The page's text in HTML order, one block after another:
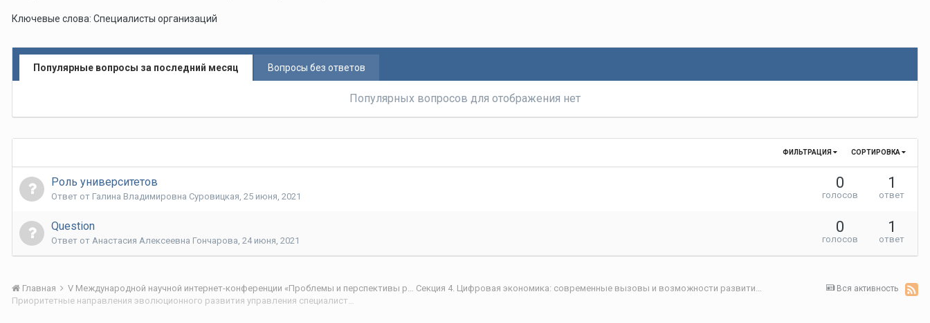
Ключевые слова: Специалисты организаций
Популярные вопросы за последний месяц Вопросы без ответов
Популярных вопросов для отображения нет
СОРТИРОВКА
ФИЛЬТРАЦИЯ
Роль университетов
Ответ от Галина Владимировна Суровицкая, 25 июня, 2021
0
голосов
1
ответ
Question
Ответ от Анастасия Алексеевна Гончарова, 24 июня, 2021
0
голосов
1
ответ
Вся активность
Главная V Международной научной интернет-конференции «Проблемы и перспективы развития научно-технологического пространства»
Секция 4. Цифровая экономика: современные вызовы и возможности развития
Приоритетные направления эволюционного развития управления специалистами современных организаций